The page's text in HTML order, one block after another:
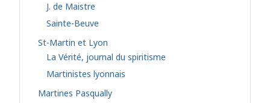
J. de Maistre
Sainte-Beuve
St-Martin et Lyon
La Vérité, journal du spiritisme
Martinistes lyonnais
Martines Pasqually